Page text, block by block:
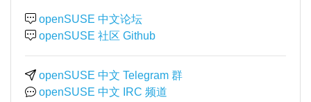
openSUSE 中文论坛
openSUSE 社区 Github
openSUSE 中文 Telegram 群
openSUSE 中文 IRC 频道